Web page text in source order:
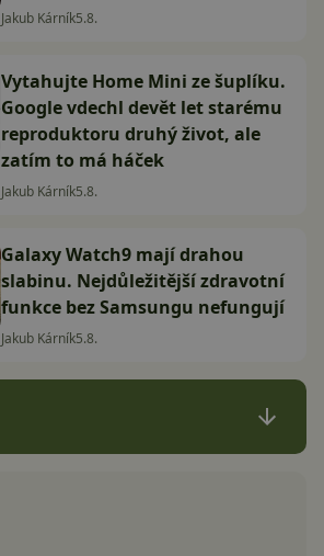
Jakub Kárník5.8.
Vytahujte Home Mini ze šuplíku.
Google vdechl devět let starému
reproduktoru druhý život, ale
zatím to má háček
Jakub Kárník5.8.
Galaxy Watch9 mají drahou
slabinu. Nejdůležitější zdravotní
funkce bez Samsungu nefungují
Jakub Kárník5.8.